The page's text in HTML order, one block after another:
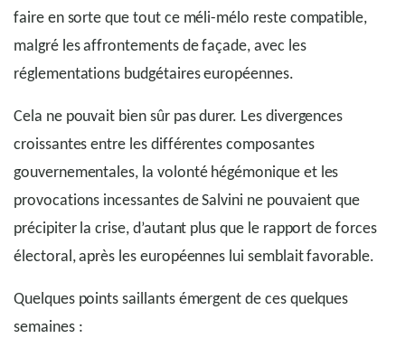
faire en sorte que tout ce méli-mélo reste compatible,
malgré les affrontements de façade, avec les
réglementations budgétaires européennes.
Cela ne pouvait bien sûr pas durer. Les divergences
croissantes entre les différentes composantes
gouvernementales, la volonté hégémonique et les
provocations incessantes de Salvini ne pouvaient que
précipiter la crise, d’autant plus que le rapport de forces
électoral, après les européennes lui semblait favorable.
Quelques points saillants émergent de ces quelques
semaines :